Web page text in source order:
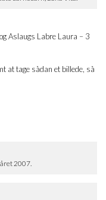
Aslaugs Labre Laura – 3
at tage sådan et billede, så
2007.